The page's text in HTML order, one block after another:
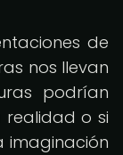
de
nos llevan
podrían
o si
imaginación